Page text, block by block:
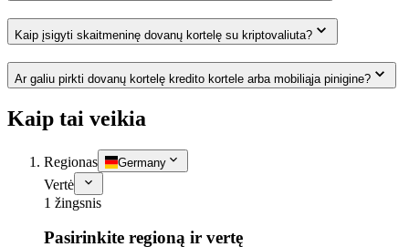
Kaip įsigyti skaitmeninę dovanų kortelę su kriptovaliuta?
Ar galiu pirkti dovanų kortelę kredito kortele arba mobiliąja pinigine?
Kaip tai veikia
Regionas Germany
Vertė
1 žingsnis
Pasirinkite regioną ir vertę